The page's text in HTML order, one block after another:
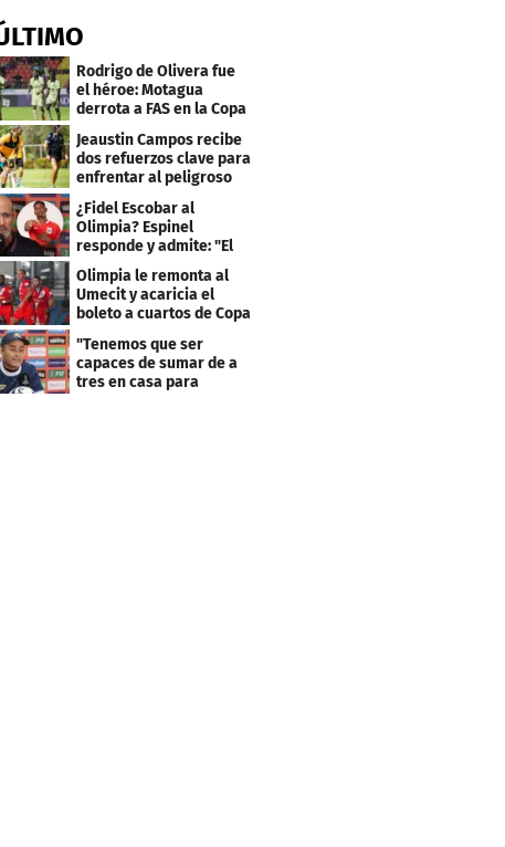
Rodrigo de Olivera fue
el héroe: Motagua
derrota a FAS en la Copa
Centroamericana
Jeaustin Campos recibe
dos refuerzos clave para
enfrentar al peligroso
Génesis FC
¿Fidel Escobar al
Olimpia? Espinel
responde y admite: "El
resultado fue corto"
Olimpia le remonta al
Umecit y acaricia el
boleto a cuartos de Copa
"Tenemos que ser
capaces de sumar de a
tres en casa para